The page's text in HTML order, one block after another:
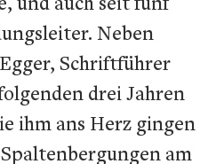
Neben
Schriftführer
drei Jahren
ihm ans Herz gingen
am